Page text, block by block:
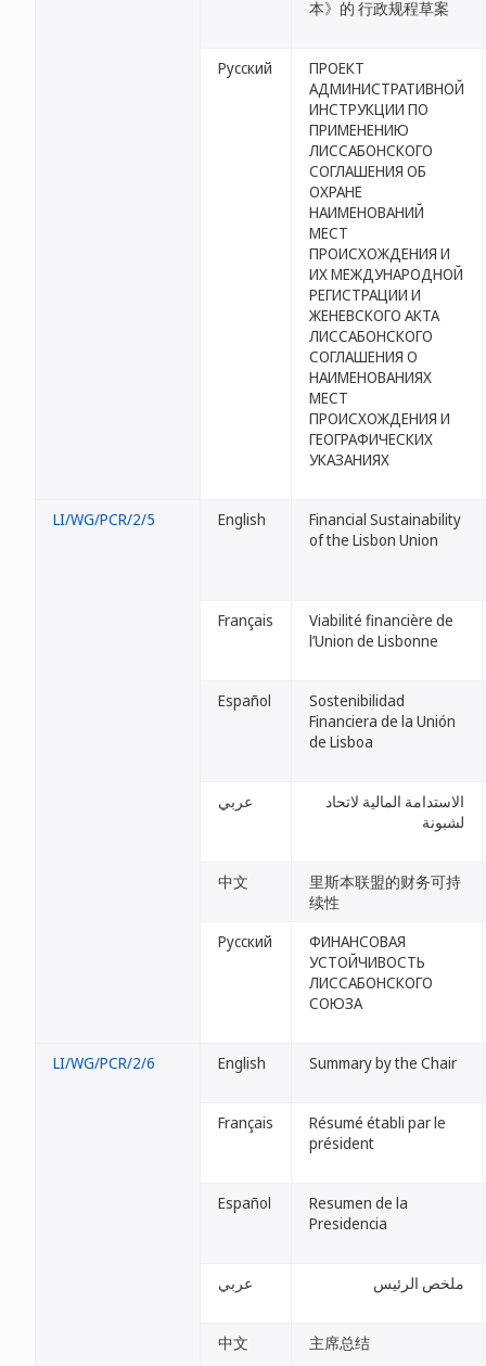
本》的 行政规程草案
Русский
ПРОЕКТ
АДМИНИСТРАТИВНОЙ
ИНСТРУКЦИИ ПО
ПРИМЕНЕНИЮ
ЛИССАБОНСКОГО
СОГЛАШЕНИЯ ОБ
ОХРАНЕ
НАИМЕНОВАНИЙ
МЕСТ
ПРОИСХОЖДЕНИЯ И
ИХ МЕЖДУНАРОДНОЙ
РЕГИСТРАЦИИ И
ЖЕНЕВСКОГО АКТА
ЛИССАБОНСКОГО
СОГЛАШЕНИЯ О
НАИМЕНОВАНИЯХ
МЕСТ
ПРОИСХОЖДЕНИЯ И
ГЕОГРАФИЧЕСКИХ
УКАЗАНИЯХ
LI/WG/PCR/2/5 English
Financial Sustainability
of the Lisbon Union
Français
Viabilité financière de
l’Union de Lisbonne
Español
Sostenibilidad
Financiera de la Unión
de Lisboa
عربي
الاستدامة المالية لاتحاد
لشبونة
中文
里斯本联盟的财务可持
续性
Русский
ФИНАНСОВАЯ
УСТОЙЧИВОСТЬ
ЛИССАБОНСКОГО
СОЮЗА
LI/WG/PCR/2/6 English Summary by the Chair
Français
Résumé établi par le
président
Español
Resumen de la
Presidencia
عربي ملخص الرئيس
中文 主席总结